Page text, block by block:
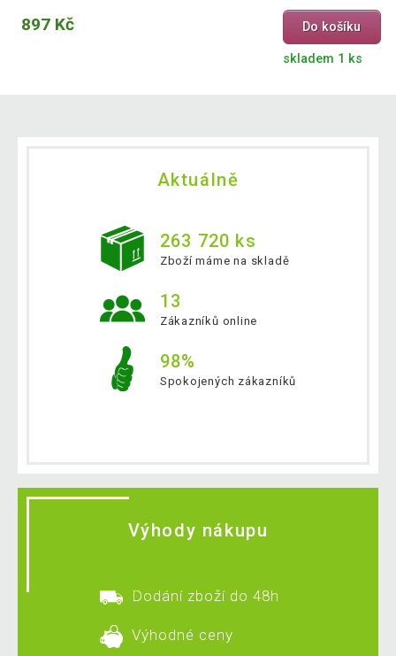
897 Kč Do košíku
skladem 1 ks
Aktuálně
263 720 ks
Zboží máme na skladě
13
Zákazníků online
98%
Spokojených zákazníků
Výhody nákupu
Dodání zboží do 48h
Výhodné ceny